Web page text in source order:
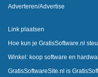
Adverteren/Advertise
Link plaatsen
Hoe kun je GratisSoftware.nl
Winkel: koop software en
GratisSoftwareSite.nl is